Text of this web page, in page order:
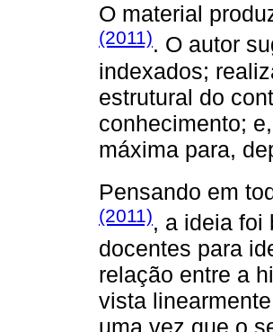
O material
(2011). O autor
indexados;
estrutural do
conhecimento;
máxima para,
Pensando em
(2011), a ideia foi
docentes para
relação entre a
vista